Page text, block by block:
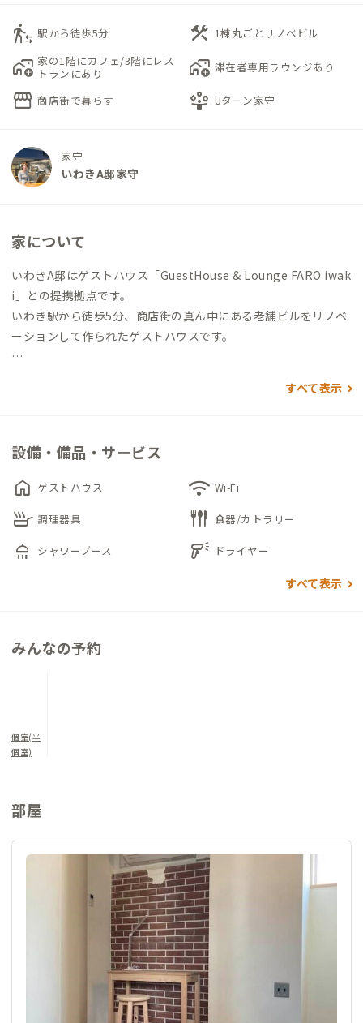
transfer_within_a_station 駅から徒歩5分 construction 1棟丸ごとリノベビル
add_home_work 家の1階にカフェ/3階にレス
トランにあり
add_home_work 滞在者専用ラウンジあり
storefront 商店街で暮らす person_play Uターン家守
家守
いわきA邸家守
家について
いわきA邸はゲストハウス「GuestHouse & Lounge FARO iwak
i」との提携拠点です。
いわき駅から徒歩5分、商店街の真ん中にある老舗ビルをリノベ
ーションして作られたゲストハウスです。
2階の宿泊スペースには宿泊者専用のラウンジがあり、キッチン
では自炊もできます。
洗面器は常磐白水焼で作られていて、地元の土と手仕事の温かみ
すべて表示
設備・備品・サービス
home ゲストハウス wifi Wi-Fi
skillet 調理器具 flatware 食器/カトラリー
shower シャワーブース barcode_reader ドライヤー
すべて表示
みんなの予約
個室(半
個室)
部屋